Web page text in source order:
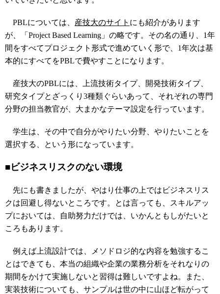
PBLについては、 産技大のサイト にも紹介があります
が、「Project Based Learning」の略です。その名の通り、1年
間をすべてプロジェクト形式で進めていく形で、1年次は基
本的にすべてをPBLで費やすことになります。
産技大のPBLには、上流技術タイプ、開発技術タイプ、
研究タイプとざっくり3種類ぐらいあって、それぞれの専門
分野の担当教官が、大まかなテーマ設定を行っています。
学生は、その中で自分がやりたい分野、やりたいことを
選択する、という形になっています。
■ビジネスリスクのない環境
先にも書きましたが、やはり仕事の上ではビジネスリス
クは回避し得ないところです。とは言っても、スキルアッ
プにおいては、自助努力だけでは、いかんともしがたいと
ころもあります。
例えば上流設計では、メソドロジ的な内容を勉強するこ
とはできても、本当の組織や企業の業務分析をそれなりの
期間をかけて実施しないと習得は難しいですよね。また、
実装技術についても、サンプルは世の中に山ほど転がって